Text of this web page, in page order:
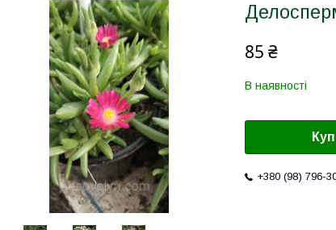
85 ₴
В наявності
+380 (98) 796-